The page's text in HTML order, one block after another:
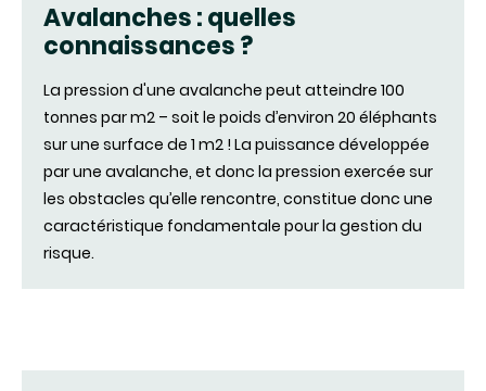
Avalanches : quelles
connaissances ?
fenêtre)
La pression d'une avalanche peut atteindre 100
tonnes par m2 – soit le poids d’environ 20 éléphants
sur une surface de 1 m2 ! La puissance développée
par une avalanche, et donc la pression exercée sur
les obstacles qu’elle rencontre, constitue donc une
caractéristique fondamentale pour la gestion du
risque.